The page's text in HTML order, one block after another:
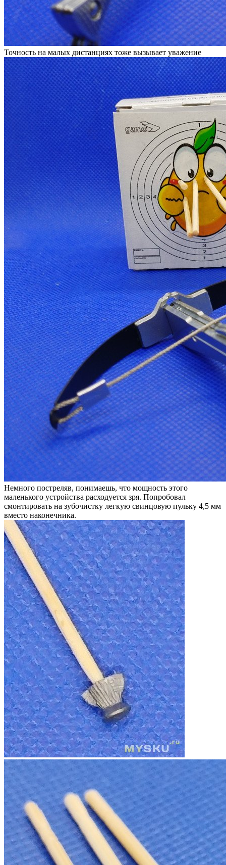
Точность на малых дистанциях тоже вызывает уважение
Немного постреляв, понимаешь, что мощность этого
маленького устройства расходуется зря. Попробовал
смонтировать на зубочистку легкую свинцовую пульку 4,5 мм
вместо наконечника.